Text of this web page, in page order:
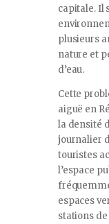
capitale. Il
plusieurs
nature et
d’eau.
Cette
aiguë en
la densité
journalier
touristes
l’espace
espaces
stations